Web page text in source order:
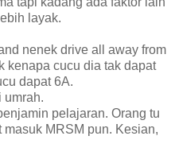
layak.
nenek drive all away from
kenapa cucu dia tak dapat
dapat 6A.
umrah.
pelajaran. Orang tu
MRSM pun. Kesian,